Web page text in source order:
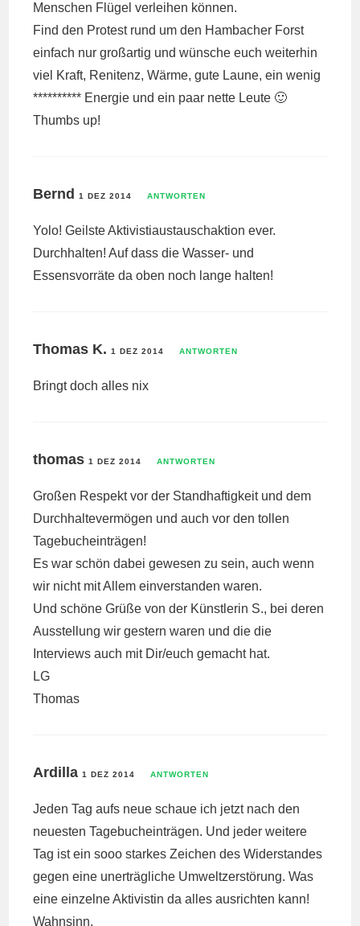
Menschen Flügel verleihen können.
Find den Protest rund um den Hambacher Forst
einfach nur großartig und wünsche euch weiterhin
viel Kraft, Renitenz, Wärme, gute Laune, ein wenig
********** Energie und ein paar nette Leute 🙂
Thumbs up!
Bernd1 DEZ 2014 ANTWORTEN
Yolo! Geilste Aktivistiaustauschaktion ever.
Durchhalten! Auf dass die Wasser- und
Essensvorräte da oben noch lange halten!
Thomas K.1 DEZ 2014 ANTWORTEN
Bringt doch alles nix
thomas1 DEZ 2014 ANTWORTEN
Großen Respekt vor der Standhaftigkeit und dem
Durchhaltevermögen und auch vor den tollen
Tagebucheinträgen!
Es war schön dabei gewesen zu sein, auch wenn
wir nicht mit Allem einverstanden waren.
Und schöne Grüße von der Künstlerin S., bei deren
Ausstellung wir gestern waren und die die
Interviews auch mit Dir/euch gemacht hat.
LG
Thomas
Ardilla1 DEZ 2014 ANTWORTEN
Jeden Tag aufs neue schaue ich jetzt nach den
neuesten Tagebucheinträgen. Und jeder weitere
Tag ist ein sooo starkes Zeichen des Widerstandes
gegen eine unerträgliche Umweltzerstörung. Was
eine einzelne Aktivistin da alles ausrichten kann!
Wahnsinn.